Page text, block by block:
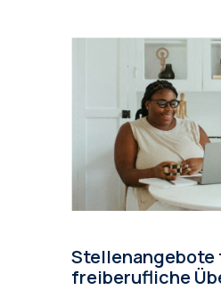
Stellenangebote
freiberufliche